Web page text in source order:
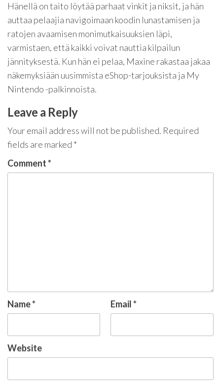
Hänellä on taito löytää parhaat vinkit ja niksit, ja hän
auttaa pelaajia navigoimaan koodin lunastamisen ja
ratojen avaamisen monimutkaisuuksien läpi,
varmistaen, että kaikki voivat nauttia kilpailun
jännityksestä. Kun hän ei pelaa, Maxine rakastaa jakaa
näkemyksiään uusimmista eShop-tarjouksista ja My
Nintendo -palkinnoista.
Leave a Reply
Your email address will not be published. Required
fields are marked *
Comment*
Name* Email*
Website